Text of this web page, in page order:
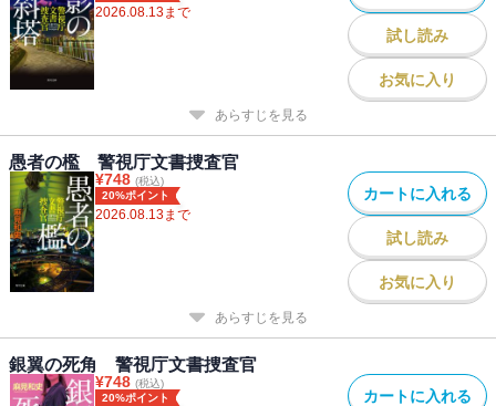
2026.08.13まで
試し読み
お気に入り
あらすじを見る
愚者の檻 警視庁文書捜査官
¥748 (税込)
20%ポイント
2026.08.13まで
カートに入れる
試し読み
お気に入り
あらすじを見る
銀翼の死角 警視庁文書捜査官
¥748 (税込)
20%ポイント
カートに入れる